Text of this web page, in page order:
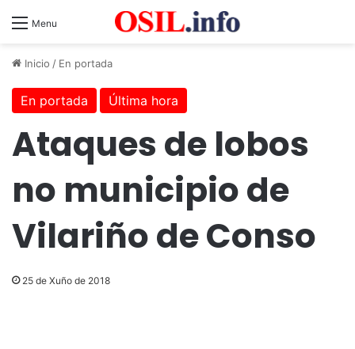
Menu
Inicio / En portada
En portada Última hora
Ataques de lobos
no municipio de
Vilariño de Conso
25 de Xuño de 2018